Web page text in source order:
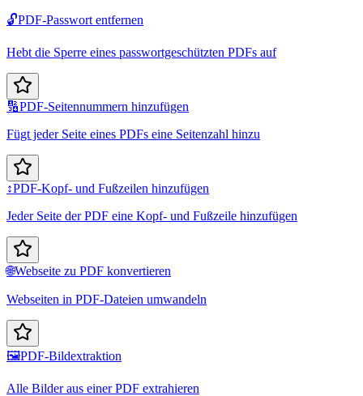
🔓PDF-Passwort entfernen
Hebt die Sperre eines passwortgeschützten PDFs auf
🔢PDF-Seitennummern hinzufügen
Fügt jeder Seite eines PDFs eine Seitenzahl hinzu
↕️PDF-Kopf- und Fußzeilen hinzufügen
Jeder Seite der PDF eine Kopf- und Fußzeile hinzufügen
🌐Webseite zu PDF konvertieren
Webseiten in PDF-Dateien umwandeln
🖼️PDF-Bildextraktion
Alle Bilder aus einer PDF extrahieren